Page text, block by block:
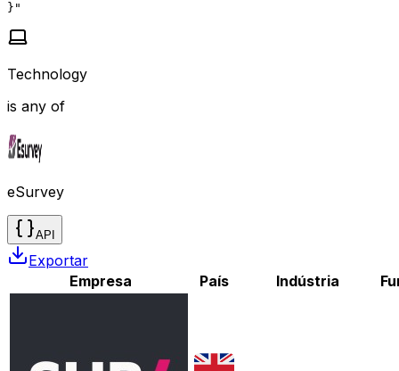
}"
Technology
is any of
eSurvey
API
Exportar
Empresa
País Indústria